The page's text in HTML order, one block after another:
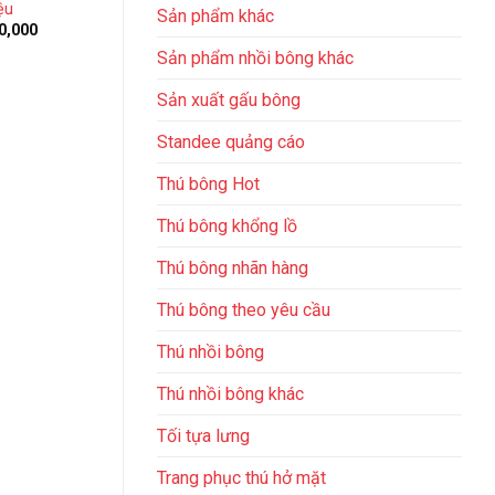
Sản phẩm khác
Sản phẩm nhồi bông khác
Sản xuất gấu bông
Standee quảng cáo
Thú bông Hot
Thú bông khổng lồ
Thú bông nhãn hàng
Thú bông theo yêu cầu
Thú nhồi bông
Thú nhồi bông khác
Tối tựa lưng
Trang phục thú hở mặt
Giá
₫990,000 Giá
gốc
₫990,000.
₫570,000
là:
₫570,000.